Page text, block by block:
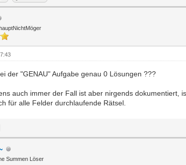
der "GENAU" Aufgabe genau 0 Lösungen ???
auch immer der Fall ist aber nirgends dokumentiert,
für alle Felder durchlaufende Rätsel.
Summen Löser